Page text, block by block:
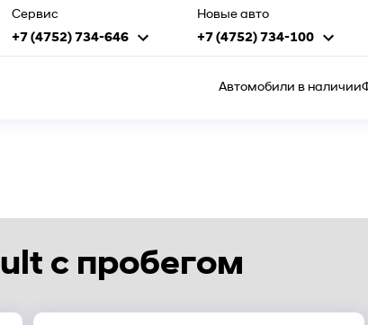
Сервис
+7 (4752) 734-646
Новые авто
+7 (4752) 734-100
Автомобили в наличии
с пробегом